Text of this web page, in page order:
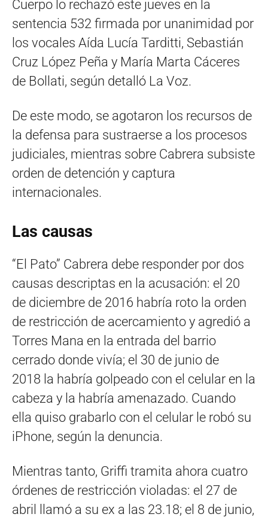
Cuerpo lo rechazó este jueves en la
sentencia 532 firmada por unanimidad por
los vocales Aída Lucía Tarditti, Sebastián
Cruz López Peña y María Marta Cáceres
de Bollati, según detalló La Voz.
De este modo, se agotaron los recursos de
la defensa para sustraerse a los procesos
judiciales, mientras sobre Cabrera subsiste
orden de detención y captura
internacionales.
Las causas
“El Pato” Cabrera debe responder por dos
causas descriptas en la acusación: el 20
de diciembre de 2016 habría roto la orden
de restricción de acercamiento y agredió a
Torres Mana en la entrada del barrio
cerrado donde vivía; el 30 de junio de
2018 la habría golpeado con el celular en la
cabeza y la habría amenazado. Cuando
ella quiso grabarlo con el celular le robó su
iPhone, según la denuncia.
Mientras tanto, Griffi tramita ahora cuatro
órdenes de restricción violadas: el 27 de
abril llamó a su ex a las 23.18; el 8 de junio,